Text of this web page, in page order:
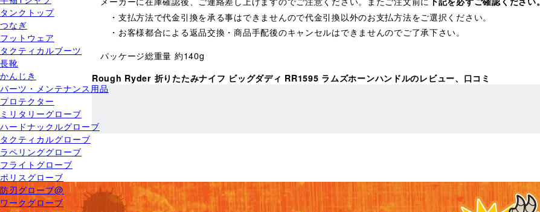
タンクトップ
つなぎ
フットウェア
タクティカルブーツ
長靴
かんじき
パーツ・メンテナンス用品
プロテクター
ミリタリーグローブ
ハードナックルグローブ
タクティカルグローブ
ラペリンググローブ
フライトグローブ
ポリスグローブ
防刃グローブ@
ワークグローブ
・支払方法で代金引換を承る事はできませんので代金引換以外のお支払方法をご選択ください。
・お客様都合による返品交換・商品手配後のキャンセルはできませんのでご了承下さい。
パッケージ総重量 約140g
Rough Ryder 折りたたみナイフ ビッグダディ RR1595 ラムズホーンハンドルのレビュー、口コミ